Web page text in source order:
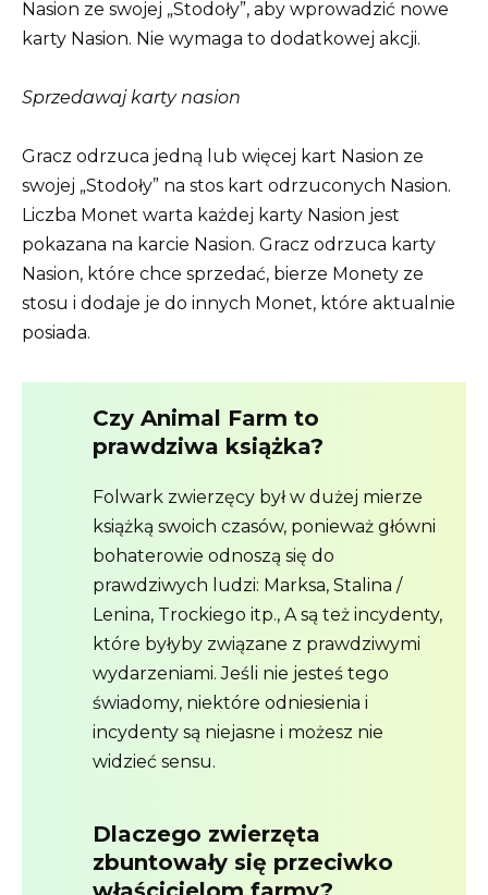
Nasion ze swojej „Stodoły”, aby wprowadzić nowe
karty Nasion. Nie wymaga to dodatkowej akcji.
Sprzedawaj karty nasion
Gracz odrzuca jedną lub więcej kart Nasion ze
swojej „Stodoły” na stos kart odrzuconych Nasion.
Liczba Monet warta każdej karty Nasion jest
pokazana na karcie Nasion. Gracz odrzuca karty
Nasion, które chce sprzedać, bierze Monety ze
stosu i dodaje je do innych Monet, które aktualnie
posiada.
Czy Animal Farm to
prawdziwa książka?
Folwark zwierzęcy był w dużej mierze
książką swoich czasów, ponieważ główni
bohaterowie odnoszą się do
prawdziwych ludzi: Marksa, Stalina /
Lenina, Trockiego itp., A są też incydenty,
które byłyby związane z prawdziwymi
wydarzeniami. Jeśli nie jesteś tego
świadomy, niektóre odniesienia i
incydenty są niejasne i możesz nie
widzieć sensu.
Dlaczego zwierzęta
zbuntowały się przeciwko